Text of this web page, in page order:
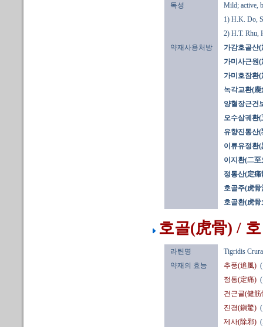
독성
Mild; active,
1) H.K. Do,
2) H.T. Rhu,
약재사용처방
가감호골산
가미사근원
가미호잠환
녹각교환(
양혈장근건
오수삼궤환
유향진통산
이류유정환
이지환(二至
정통산(定
호골주(虎骨
호골환(虎骨
호골(虎骨) /
라틴명
Tigridis
약재의 효능
추풍(追風)
정통(定痛)
건근골(健筋
진경(鎭驚)
제사(除邪)